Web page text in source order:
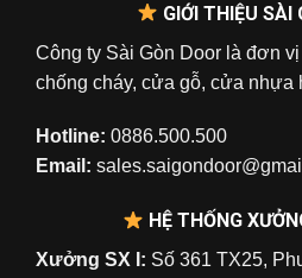
GIỚI THIỆU SÀI
Công ty Sài Gòn Door là đơn
chống cháy, cửa gỗ, cửa nhựa
Hotline: 0886.500.500
Email:
HỆ THỐNG
Xưởng SX I: Số 361 TX25,